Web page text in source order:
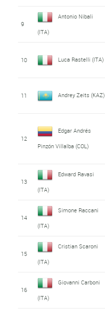
9
Antonio Nibali
(ITA)
10 Luca Rastelli (ITA)
11 Andrey Zeits (KAZ)
12
Edgar Andrés
Pinzón Villalba (COL)
13
Edward Ravasi
(ITA)
14
Simone Raccani
(ITA)
15
Cristian Scaroni
(ITA)
16
Giovanni Carboni
(ITA)